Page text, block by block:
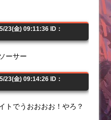
23(金) 09:11:36 ID：
ーサー
23(金) 09:14:26 ID：
トでうおおおお！やろ？